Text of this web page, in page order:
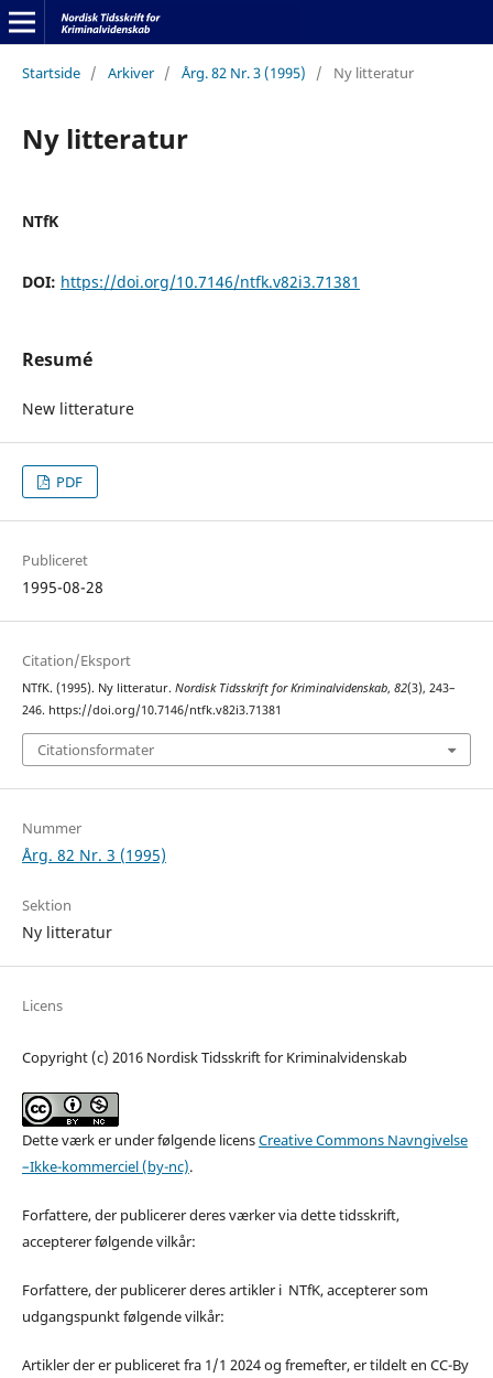
Startside / Arkiver / Årg. 82 Nr. 3 (1995) / Ny litteratur
Ny litteratur
NTfK
DOI: https://doi.org/10.7146/ntfk.v82i3.71381
Resumé
New litterature
PDF
Publiceret
1995-08-28
Citation/Eksport
NTfK. (1995). Ny litteratur. Nordisk Tidsskrift for Kriminalvidenskab, 82(3), 243–
246. https://doi.org/10.7146/ntfk.v82i3.71381
Citationsformater
Nummer
Årg. 82 Nr. 3 (1995)
Sektion
Ny litteratur
Licens
Copyright (c) 2016 Nordisk Tidsskrift for Kriminalvidenskab
Dette værk er under følgende licensCreative Commons Navngivelse
–Ikke-kommerciel (by-nc).
Forfattere, der publicerer deres værker via dette tidsskrift,
accepterer følgende vilkår:
Forfattere, der publicerer deres artikler i NTfK, accepterer som
udgangspunkt følgende vilkår:
Artikler der er publiceret fra 1/1 2024 og fremefter, er tildelt en CC-By